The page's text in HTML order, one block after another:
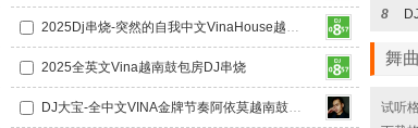
2025Dj串烧-突然的自我中文VinaHouse越南鼓DJ串烧
2025全英文Vina越南鼓包房DJ串烧
DJ大宝-全中文VINA金牌节奏阿依莫越南鼓上劲风暴MUSIC慢摇大碟
8
舞
试听